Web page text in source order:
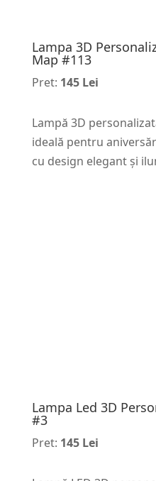
Lampa 3D
Map #113
Pret: 145 Lei
Lampă 3D
ideală pentru
cu design elegant și
Lampa Led 3D
#3
Pret: 145 Lei